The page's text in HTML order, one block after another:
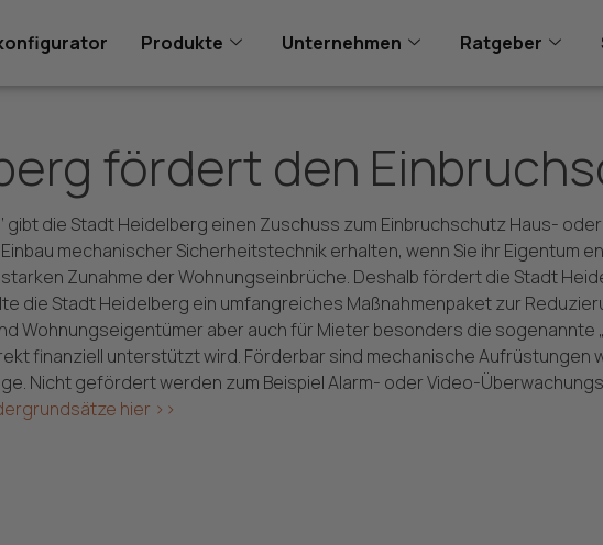
Produkte Unternehmen Ratgeber
fördert den
gibt die Stadt Heidelberg einen Zuschuss zum Einbruchschutz Haus-
mechanischer Sicherheitstechnik erhalten, wenn Sie ihr Eigentum
Zunahme der Wohnungseinbrüche. Deshalb fördert die Stadt
die Stadt Heidelberg ein umfangreiches Maßnahmenpaket zur
Wohnungseigentümer aber auch für Mieter besonders die sogenannte
finanziell unterstützt wird. Förderbar sind mechanische
Nicht gefördert werden zum Beispiel Alarm- oder Video-
hier >>